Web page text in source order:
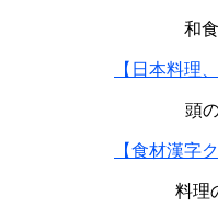
和
【日本料理
頭
【食材漢字
料理